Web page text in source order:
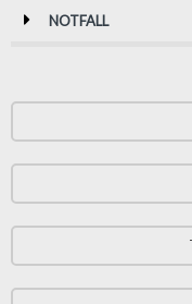
NOTFALL